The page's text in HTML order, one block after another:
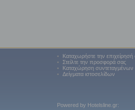
•
Καταχωρήστε την επιχείρησή
•
Στείλτε την προσφορά σας
•
Καταχώρηση συντεταγμένων
•
Δείγματα ιστοσελίδων
Powered by Hotelsline.gr: